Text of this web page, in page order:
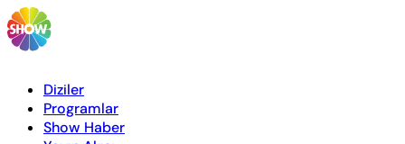
Diziler
Programlar
Show Haber